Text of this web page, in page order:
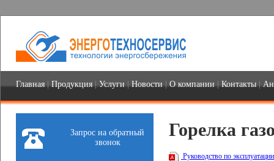
Главная|Продукция|Услуги|Новости|О компании|Контакты|
Запрос на обратный
звонок
Горелка
Руководство по